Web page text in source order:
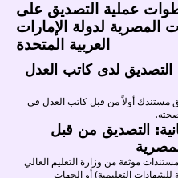
عملية التصديق على
المصرية لدولة الإمارات
العربية المتحدة
1: التصديق لدى كاتب العدل
مستندك أولاً من قبل كاتب العدل في
التصديق من قبل
موثقة من وزارة التعليم العالي
للشهادات التعليمية) أو الجهات